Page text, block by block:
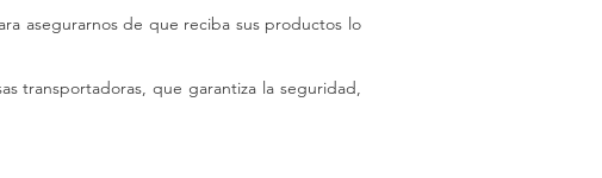
asegurarnos de que reciba sus productos lo
transportadoras, que garantiza la seguridad,